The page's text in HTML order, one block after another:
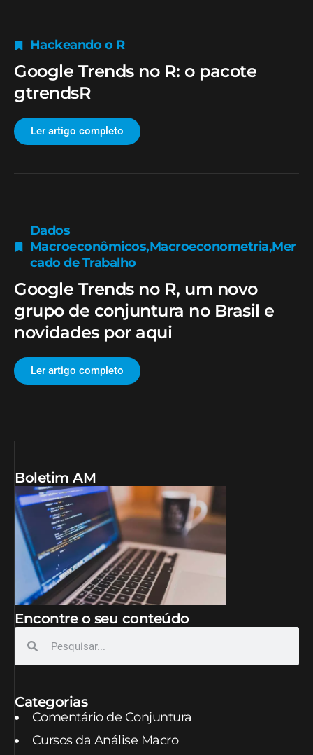
Hackeando o R
Google Trends no R: o pacote
gtrendsR
Ler artigo completo
Dados
Macroeconômicos,Macroeconometria,Mer
cado de Trabalho
Google Trends no R, um novo
grupo de conjuntura no Brasil e
novidades por aqui
Ler artigo completo
Boletim AM
Encontre o seu conteúdo
Categorias
Comentário de Conjuntura
Cursos da Análise Macro